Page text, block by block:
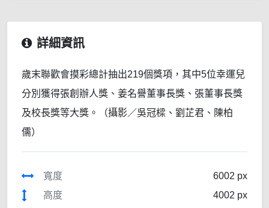
詳細資訊
歲末聯歡會摸彩總計抽出219個獎項，其中5位幸運兒
分別獲得張創辦人獎、姜名譽董事長獎、張董事長獎
及校長獎等大獎。（攝影／吳冠樑、劉芷君、陳柏
儒）
寬度
6002 px
高度
4002 px